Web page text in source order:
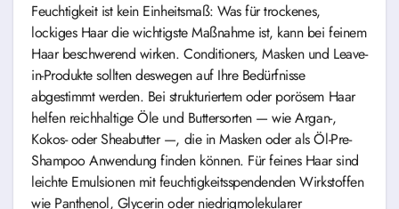
Feuchtigkeit ist kein Einheitsmaß: Was für trockenes,
lockiges Haar die wichtigste Maßnahme ist, kann bei feinem
Haar beschwerend wirken. Conditioners, Masken und Leave-
in-Produkte sollten deswegen auf Ihre Bedürfnisse
abgestimmt werden. Bei strukturiertem oder porösem Haar
helfen reichhaltige Öle und Buttersorten — wie Argan-,
Kokos- oder Sheabutter —, die in Masken oder als Öl-Pre-
Shampoo Anwendung finden können. Für feines Haar sind
leichte Emulsionen mit feuchtigkeitsspendenden Wirkstoffen
wie Panthenol, Glycerin oder niedrigmolekularer